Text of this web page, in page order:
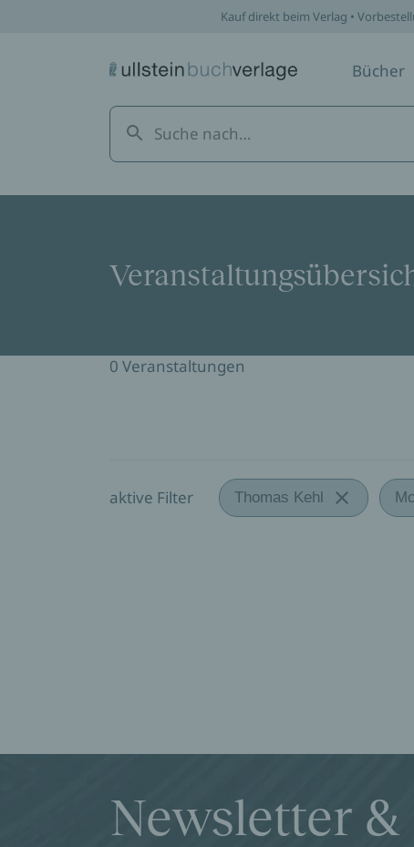
Kauf direkt beim Verlag •
Bücher
0 Veranstaltungen
aktive Filter Thomas Kehl
Newsletter
Veranstaltungsübersicht | ULLSTEIN